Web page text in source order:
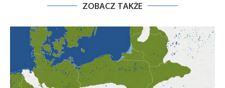
ZOBACZ TAKŻE